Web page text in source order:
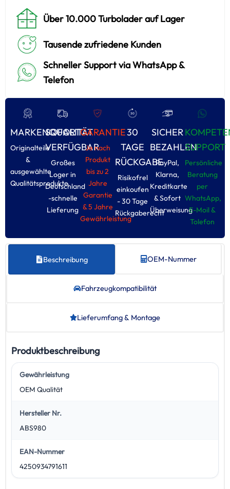
Über 10.000 Turbolader auf Lager
Tausende zufriedene Kunden
Schneller Support via WhatsApp &
Telefon
MARKENQUALITÄT
Originalteile
&
ausgewählte
Qualitätsprodukte
SOFORT
VERFÜGBAR
Großes
Loger in
Deutschland
-schnelle
Lieferung
GARANTIE
Je nach
Produkt
bis zu 2
Jahre
Garantie
& 5 Jahre
Gewährleistung
30
TAGE
RÜCKGABE
Risikofrel
einkoufen
- 30 Tage
Rückgaberecht
SICHER
BEZAHLEN
PayPal,
Klarna,
Kreditkarte
& Sofort
Überweisung
SUPPORT
Persönliche
Beratung
per
WhatsApp,
E-Moil &
Tolefon
Beschreibung OEM-Nummer
Fahrzeug­kompatibilität
Lieferumfang & Montage
Produktbeschreibung
Gewährleistung
OEM Qualität
Hersteller Nr.
ABS980
EAN-Nummer
4250934791611